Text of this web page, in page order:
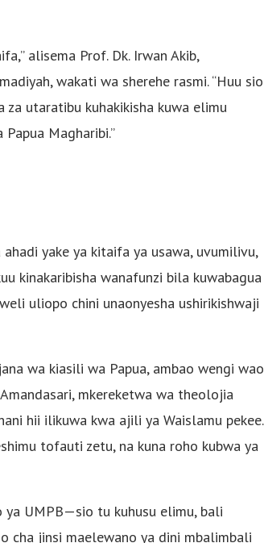
alisema Prof. Dk. Irwan Akib,
wakati wa sherehe rasmi. “Huu sio
utaratibu kuhakikisha kuwa elimu
Magharibi.”
yake ya kitaifa ya usawa, uvumilivu,
kinakaribisha wanafunzi bila kuwabagua
uliopo chini unaonyesha ushirikishwaji
wa kiasili wa Papua, ambao wengi wao
mkereketwa wa theolojia
hii ilikuwa kwa ajili ya Waislamu pekee.
tofauti zetu, na kuna roho kubwa ya
ya UMPB—sio tu kuhusu elimu, bali
cha jinsi maelewano ya dini mbalimbali